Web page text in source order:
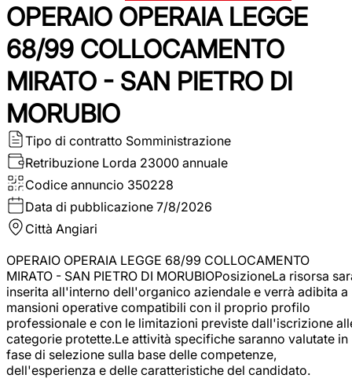
OPERAIO OPERAIA LEGGE
68/99 COLLOCAMENTO
MIRATO - SAN PIETRO DI
MORUBIO
Tipo di contratto Somministrazione
Retribuzione Lorda 23000 annuale
Codice annuncio 350228
Data di pubblicazione 7/8/2026
Città Angiari
OPERAIO OPERAIA LEGGE 68/99 COLLOCAMENTO
MIRATO - SAN PIETRO DI MORUBIOPosizioneLa risorsa
inserita all'interno dell'organico aziendale e verrà adibita a
mansioni operative compatibili con il proprio profilo
professionale e con le limitazioni previste dall'iscrizione
categorie protette.Le attività specifiche saranno valutate in
fase di selezione sulla base delle competenze,
dell'esperienza e delle caratteristiche del candidato.